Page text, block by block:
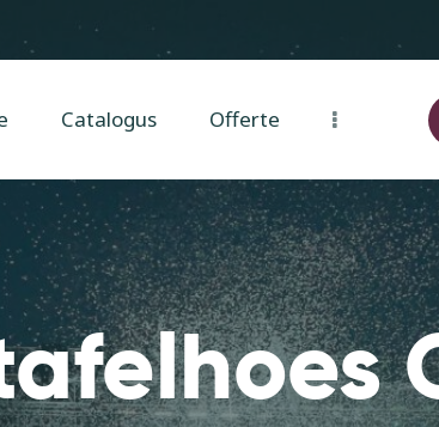
Catalogus Offerte
Home
Offerte
Contact